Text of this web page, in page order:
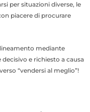
per situazioni diverse, le
piacere di procurare
mediante
e richiesto a causa
“vendersi al meglio”!